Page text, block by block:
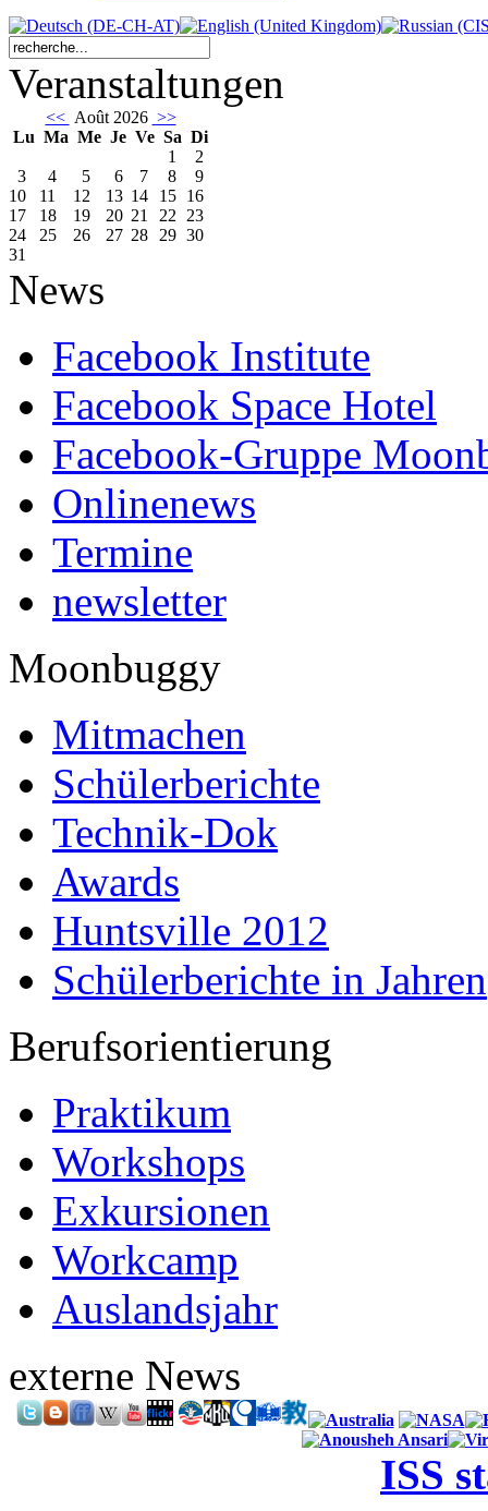
Veranstaltungen
<< Août 2026 >>
Lu Ma Me Je Ve Sa Di
1
2
3
4 5 6 7 8
9
10
11 12 13 14 15 16
17
18 19 20 21 22 23
24
25 26 27 28 29 30
31
News
Facebook Institute
Facebook Space Hotel
Facebook-Gruppe
Onlinenews
Termine
newsletter
Moonbuggy
Mitmachen
Schülerberichte
Technik-Dok
Awards
Huntsville 2012
Schülerberichte in Jahren
Berufsorientierung
Praktikum
Workshops
Exkursionen
Workcamp
Auslandsjahr
externe News
ISS